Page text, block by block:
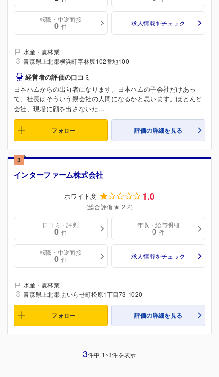
転職・中途面接
0 件 求人情報をチェック
水産・農林業
青森県上北郡横浜町字林尻102番地100
経営者の評価の口コミ
日本ハムからの出向者になります。日本ハムの子会社だけあっ
て、社長はそういう親会社の人間になるかと思います。ほとんど
会社、現場に顔を出さないた...
フォロー 評価の詳細を見る
3
インターファーム株式会社
ホワイト度 1.0
（総合評価 ★ 2.2）
口コミ・評判
0 件
年収・給与明細
0 件
転職・中途面接
0 件 求人情報をチェック
水産・農林業
青森県上北郡 おいらせ町松原1丁目73-1020
フォロー 評価の詳細を見る
3件中 1~3件を表示